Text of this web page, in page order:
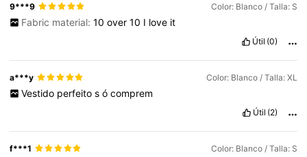
9***9 Color: Blanco / Talla: S
Fabric material: 10 over 10 I love it
Útil (0)
a***y Color: Blanco / Talla: XL
Vestido perfeito s ó comprem
Útil (2)
f***1 Color: Blanco / Talla: S